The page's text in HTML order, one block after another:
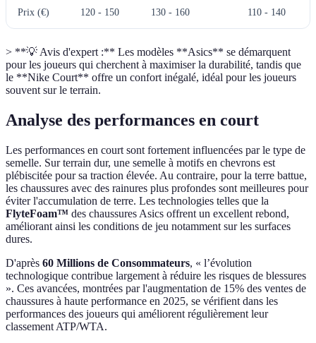
Prix (€) 120 - 150 130 - 160 110 - 140
> **💡 Avis d'expert :** Les modèles **Asics** se démarquent
pour les joueurs qui cherchent à maximiser la durabilité, tandis que
le **Nike Court** offre un confort inégalé, idéal pour les joueurs
souvent sur le terrain.
Analyse des performances en court
Les performances en court sont fortement influencées par le type de
semelle. Sur terrain dur, une semelle à motifs en chevrons est
plébiscitée pour sa traction élevée. Au contraire, pour la terre battue,
les chaussures avec des rainures plus profondes sont meilleures pour
éviter l'accumulation de terre. Les technologies telles que la
FlyteFoam™ des chaussures Asics offrent un excellent rebond,
améliorant ainsi les conditions de jeu notamment sur les surfaces
dures.
D'après 60 Millions de Consommateurs, « l’évolution
technologique contribue largement à réduire les risques de blessures
». Ces avancées, montrées par l'augmentation de 15% des ventes de
chaussures à haute performance en 2025, se vérifient dans les
performances des joueurs qui améliorent régulièrement leur
classement ATP/WTA.